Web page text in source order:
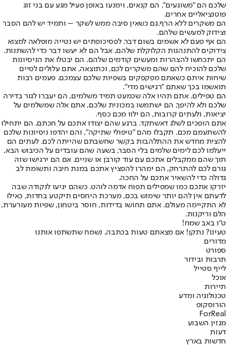
שלכם הם "משוגעים". הם קנאים, וימנעו באופן פעיל מגע עם בני זוג
פוטנציאליים אחרים.
הם משקרים ללא הרף.גם כשאין סיבה ממש לשקר – ותמיד יש להם הסבר
וצידוק למעשים שלהם.
הם אף פעם לא אשמים בשום דבר. לפסיכופתים יש נטייה מופלאה למצוא
צידוקים להתנהגות הקלוקלת שלהם, אבל הם לא יעשו דבר כדי להשתנות.
הם יתכחשו להצהרות ומעשים קודמים שלהם. הם יבטלו את הניסיונות
שלכם להוכיח להם שהם משקרים לכם, וכתוצאה, אתם עלולים לסיים
שיחות איתם כשאתם מפקפקים בשפיות שלכם עצמכם. פעמים רבות
תואשמו בכך שאתם "רגישים מדי".
הם טפילים. אתם תהיו אלה שכמעט תמיד משלמים, הם יעברו לגור בדירה
שלכם ולא להיפך, הם ישתמשו במכונית שלכם, אתם אלה שמשלמים על
יציאות, ולעתים קרובות, הם ילוו מכם כסף.
אתם הופכים לשלג דאשתקד. ברגע שהם יצודו אתכם על חכתם, הם יתחילו
להשתעמם מכם. תקבלו מהם "טיפולי שתיקה", והם יהדפו ניסיונות שלכם
להצית מחדש את ההתלהבות בקשר שחשבתם שהייתה לכם. לעתים הם
ייעלמו לכם לימים שלמים בלי הסבר, בשעה שהם עובדים על הכיבוש הבא,
תוך שהם ממקבלים אתכם עם עוד קורבן או שניים. אם הם ירגישו שזה
גורם לכם להתרחק, הם ימהרו להפציץ אתכם במנת חיבה ותשומת לב
גדולה כדי להשאיר אתכם על החכה.
יזרקו אתכם כמו שמפילים תפוח אדמה לוהט. כשהם יגיעו לנקודה שבה
לדעתם אין להם יותר שימוש בכם, מערכת היחסים תיקטע בחדות, כאילו
לא התקיימה מעולם. אתם תחושו בדידות, חוסר ביטחון, שפיות מעורערת,
הלם וריקנות.
ט"ו באב שמח!
טעינו? נתקן! אם מצאתם טעות בכתבה, נשמח שתשתפו אותנו
מדורים
ספורט
תרבות ובידור
לייף סטייל
אוכל
תיירות
טכנולוגיה ומדע
הורוסקופ
ForReal
מגזין השבוע
דעות
חדשות בארץ